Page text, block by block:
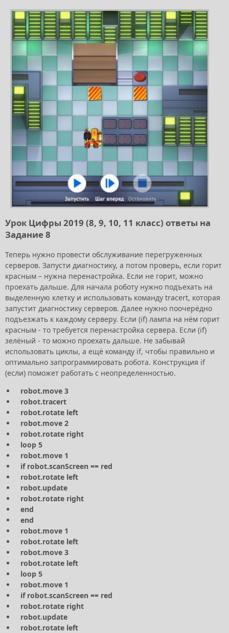
Урок Цифры 2019 (8, 9, 10, 11 класс) ответы на
Задание 8
Теперь нужно провести обслуживание перегруженных
серверов. Запусти диагностику, а потом проверь, если горит
красным – нужна перенастройка. Если не горит, можно
проехать дальше. Для начала роботу нужно подъехать на
выделенную клетку и использовать команду tracert, которая
запустит диагностику серверов. Далее нужно поочерёдно
подъезжать к каждому серверу. Если (if) лампа на нём горит
красным - то требуется перенастройка сервера. Если (if)
зелёный - то можно проехать дальше. Не забывай
использовать циклы, а ещё команду if, чтобы правильно и
оптимально запрограммировать робота. Конструкция if
(если) поможет работать с неопределенностью.
robot.move 3
robot.tracert
robot.rotate left
robot.move 2
robot.rotate right
loop 5
robot.move 1
if robot.scanScreen == red
robot.rotate left
robot.update
robot.rotate right
end
end
robot.move 1
robot.rotate left
robot.move 3
robot.rotate left
loop 5
robot.move 1
if robot.scanScreen == red
robot.rotate right
robot.update
robot.rotate left